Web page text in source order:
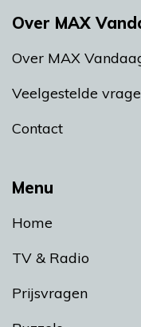
Menu
Home
TV & Radio
Prijsvragen
Over MAX
Over MAX
Veelgestelde
Contact